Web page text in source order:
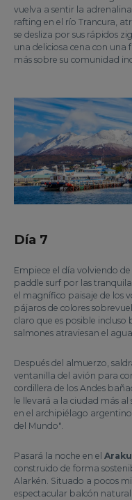
vuelva a sentir la
rafting en el río Trancura,
se desliza por sus rápidos
una deliciosa cena con
más sobre su comunidad
Día 7
Empiece el día volviendo
paddle surf por las
el magnífico paisaje de los
pájaros de colores
claro que es posible
salmones atraviesan el
Después del almuerzo,
ventanilla del avión para
cordillera de los Andes
le llevará a la ciudad más
en el archipiélago
del Mundo".
Pasará la noche en el
construido de forma
Alarkén. Situado a pocos
espectacular balcón